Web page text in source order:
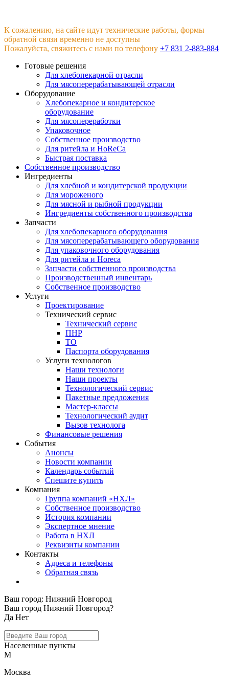
К сожалению, на сайте идут технические работы, формы
обратной связи временно не доступны
Пожалуйста, свяжитесь с нами по телефону +7 831 2-883-884
Готовые решения
Для хлебопекарной отрасли
Для мясоперерабатывающей отрасли
Оборудование
Хлебопекарное и кондитерское
оборудование
Для мясопереработки
Упаковочное
Собственное производство
Для ритейла и HoReCa
Быстрая поставка
Собственное производство
Ингредиенты
Для хлебной и кондитерской продукции
Для мороженого
Для мясной и рыбной продукции
Ингредиенты собственного производства
Запчасти
Для хлебопекарного оборудования
Для мясоперерабатывающего оборудования
Для упаковочного оборудования
Для ритейла и Horeca
Запчасти собственного производства
Производственный инвентарь
Собственное производство
Услуги
Проектирование
Технический сервис
Технический сервис
ПНР
ТО
Паспорта оборудования
Услуги технологов
Наши технологи
Наши проекты
Технологический сервис
Пакетные предложения
Мастер-классы
Технологический аудит
Вызов технолога
Финансовые решения
События
Анонсы
Новости компании
Календарь событий
Спешите купить
Компания
Группа компаний «НХЛ»
Собственное производство
История компании
Экспертное мнение
Работа в НХЛ
Реквизиты компании
Контакты
Адреса и телефоны
Обратная связь
Ваш город: Нижний Новгород
Ваш город Нижний Новгород?
Да Нет
Населенные пункты
М
Москва